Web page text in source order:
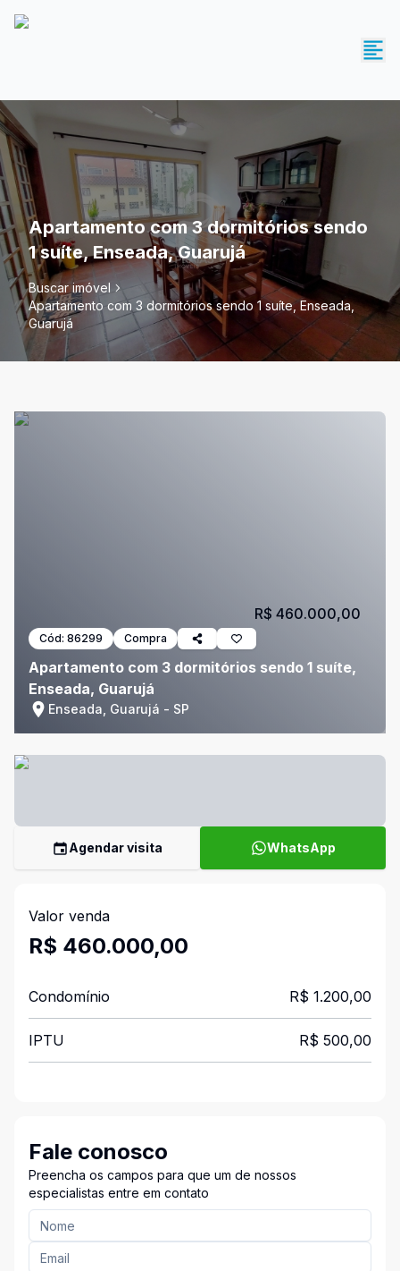
Apartamento com 3 dormitórios sendo
1 suíte, Enseada, Guarujá
Buscar imóvel
Apartamento com 3 dormitórios sendo 1 suíte, Enseada,
Guarujá
Cód: 86299 Compra
Apartamento com 3 dormitórios sendo 1 suíte,
Enseada, Guarujá
Enseada, Guarujá - SP
R$ 460.000,00
Agendar visita WhatsApp
Valor venda
R$ 460.000,00
Condomínio R$ 1.200,00
IPTU R$ 500,00
Fale conosco
Preencha os campos para que um de nossos
especialistas entre em contato